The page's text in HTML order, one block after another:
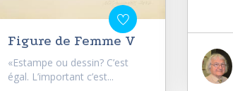
Figure de Femme V
«Estampe ou dessin? C’est
égal. L’important c’est...